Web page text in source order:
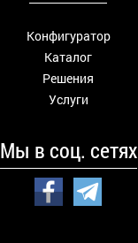
Конфигуратор
Каталог
Решения
Услуги
Мы в соц. сетях